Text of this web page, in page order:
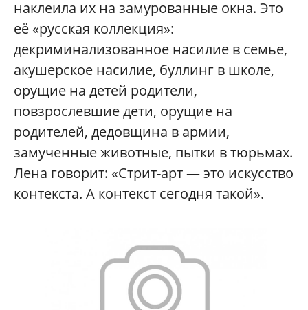
наклеила их на замурованные окна. Это
её «русская коллекция»:
декриминализованное насилие в семье,
акушерское насилие, буллинг в школе,
орущие на детей родители,
повзрослевшие дети, орущие на
родителей, дедовщина в армии,
замученные животные, пытки в тюрьмах.
Лена говорит: «Стрит-арт — это искусство
контекста. А контекст сегодня такой».